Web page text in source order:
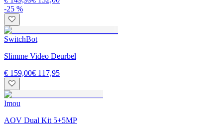
-25 %
SwitchBot
Slimme Video Deurbel
€ 159,00€ 117,95
Imou
AOV Dual Kit 5+5MP